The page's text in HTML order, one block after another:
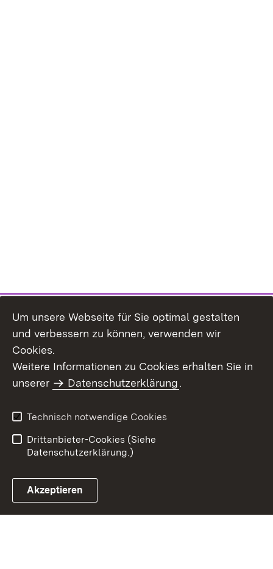
Benutzungshinweise
Erklärung zur
Um unsere Webseite für Sie optimal gestalten
und verbessern zu können, verwenden wir
Cookies.
Weitere Informationen zu Cookies erhalten Sie in
unserer
Datenschutzerklärung.
Technisch notwendige Cookies
Drittanbieter-Cookies (Siehe
Datenschutzerklärung.)
Akzeptieren